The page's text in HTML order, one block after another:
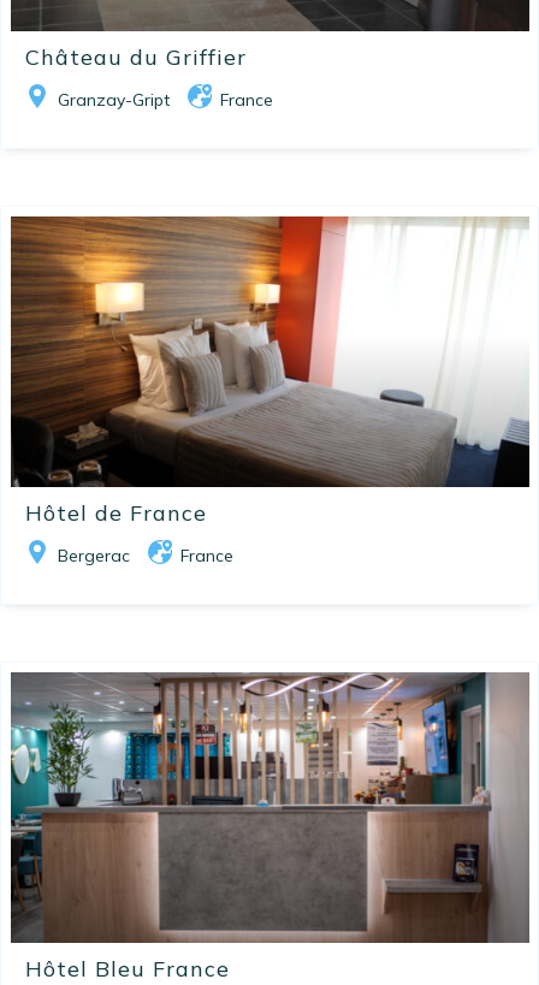
Château du Griffier
Granzay-Gript France
Hôtel de France
Bergerac France
Hôtel Bleu France